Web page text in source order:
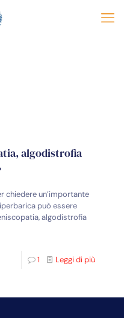
algodistrofia
chiedere un’importante
può essere
algodistrofia
1 Leggi di più